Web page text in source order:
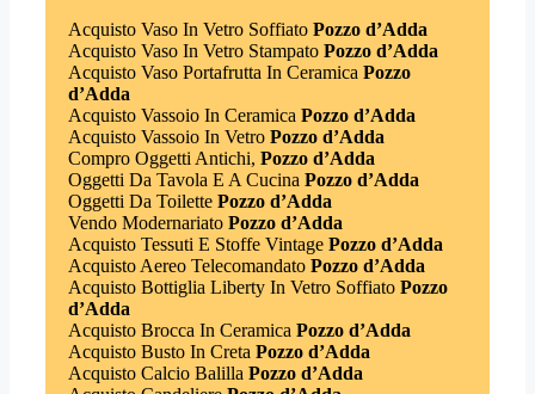
Acquisto Vaso In Vetro SoffiatoPozzo d’Adda
Acquisto Vaso In Vetro StampatoPozzo d’Adda
Acquisto Vaso Portafrutta In Ceramica Pozzo
d’Adda
Acquisto Vassoio In Ceramica Pozzo d’Adda
Acquisto Vassoio In VetroPozzo d’Adda
Compro Oggetti Antichi, Pozzo d’Adda
Oggetti Da Tavola E A Cucina Pozzo d’Adda
Oggetti Da ToilettePozzo d’Adda
Vendo ModernariatoPozzo d’Adda
Acquisto Tessuti E Stoffe VintagePozzo d’Adda
Acquisto Aereo TelecomandatoPozzo d’Adda
Acquisto Bottiglia Liberty In Vetro SoffiatoPozzo
d’Adda
Acquisto Brocca In Ceramica Pozzo d’Adda
Acquisto Busto In Creta Pozzo d’Adda
Acquisto Calcio Balilla Pozzo d’Adda